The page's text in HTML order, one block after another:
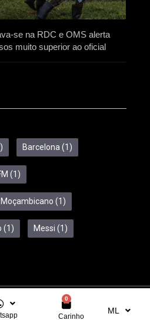
0
Carinho
ML
se na RDC e OMS alerta
muito superior ao oficial
Barcelona (1)
(1)
(1)
(1) Messi (1)
All Rights Reserved.